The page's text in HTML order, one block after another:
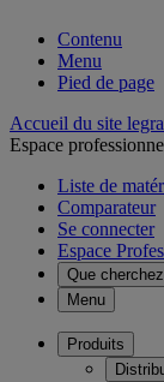
Contenu
Menu
Pied de page
Accueil du site
Espace
Liste de
Comparateur
Se connecter
Espace
Que
Menu
Produits